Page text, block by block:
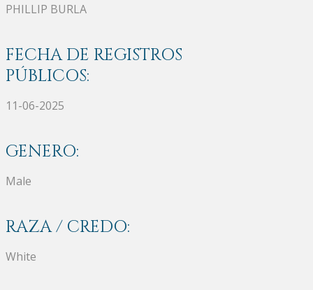
PHILLIP BURLA
FECHA DE REGISTROS
PÚBLICOS:
11-06-2025
GENERO:
Male
RAZA / CREDO:
White